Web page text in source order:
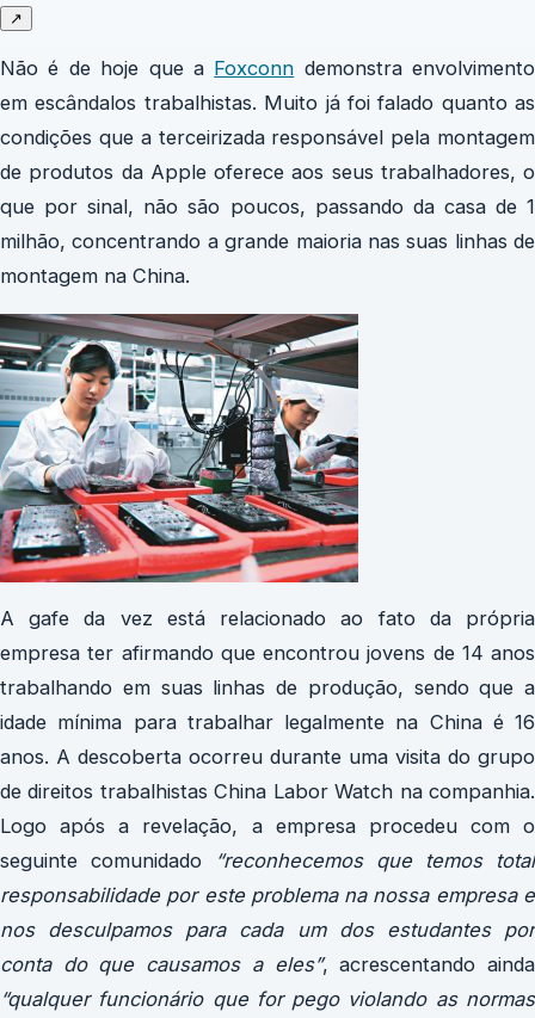
↗
Não é de hoje que a Foxconn demonstra envolvimento
em escândalos trabalhistas. Muito já foi falado quanto as
condições que a terceirizada responsável pela montagem
de produtos da Apple oferece aos seus trabalhadores, o
que por sinal, não são poucos, passando da casa de 1
milhão, concentrando a grande maioria nas suas linhas de
montagem na China.
A gafe da vez está relacionado ao fato da própria
empresa ter afirmando que encontrou jovens de 14 anos
trabalhando em suas linhas de produção, sendo que a
idade mínima para trabalhar legalmente na China é 16
anos. A descoberta ocorreu durante uma visita do grupo
de direitos trabalhistas China Labor Watch na companhia.
Logo após a revelação, a empresa procedeu com o
seguinte comunidado “reconhecemos que temos total
responsabilidade por este problema na nossa empresa e
nos desculpamos para cada um dos estudantes por
conta do que causamos a eles”, acrescentando ainda
“qualquer funcionário que for pego violando as normas